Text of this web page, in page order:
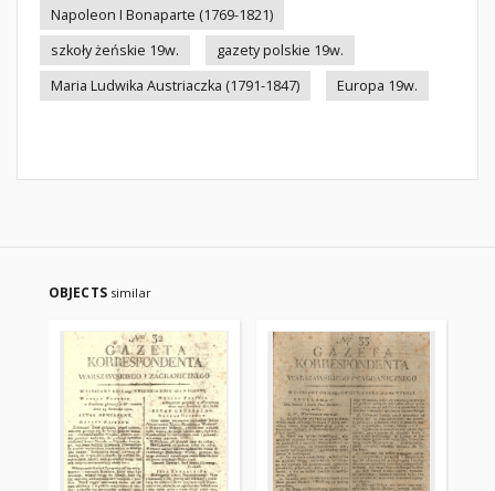
Napoleon I Bonaparte (1769-1821)
szkoły żeńskie 19w.
gazety polskie 19w.
Maria Ludwika Austriaczka (1791-1847)
Europa 19w.
OBJECTS similar